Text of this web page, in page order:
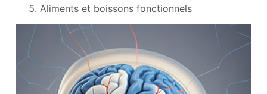
Aliments et boissons fonctionnels